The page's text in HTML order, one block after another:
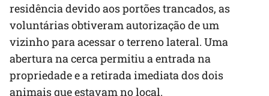
residência devido aos portões trancados, as
voluntárias obtiveram autorização de um
vizinho para acessar o terreno lateral. Uma
abertura na cerca permitiu a entrada na
propriedade e a retirada imediata dos dois
animais que estavam no local.